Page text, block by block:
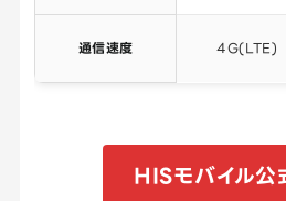
通信速度 4G(LTE)
HISモバイル公